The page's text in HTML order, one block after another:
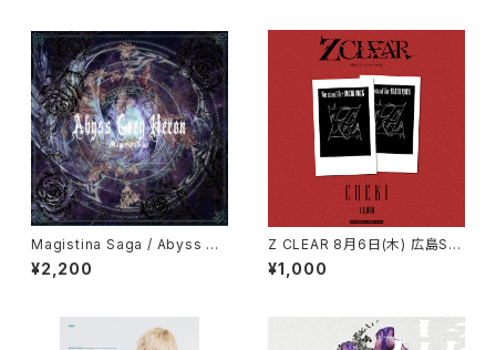
Magistina Saga / Abyss Gr
ey Heron
¥2,200
Z CLEAR 8月6日(木) 広島SE
COND CRUTCH Z CLEAR 単
独公演『広島』
¥1,000